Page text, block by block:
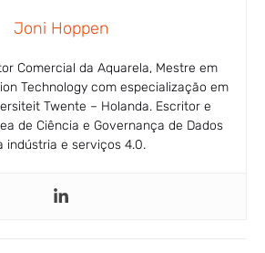
Joni Hoppen
Comercial da Aquarela, Mestre em
Technology com especialização em
Twente – Holanda. Escritor e
de Ciência e Governança de Dados
indústria e serviços 4.0.